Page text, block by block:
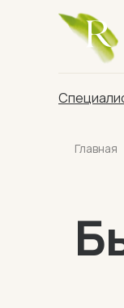
Главная